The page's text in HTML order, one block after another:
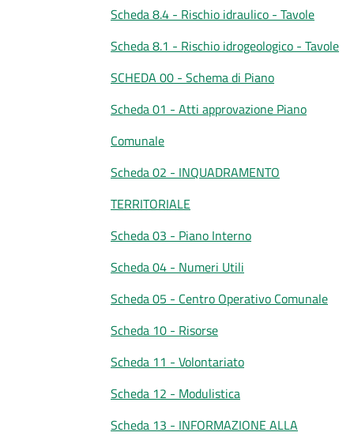
Scheda 8.4 - Rischio idraulico - Tavole
Scheda 8.1 - Rischio idrogeologico - Tavole
SCHEDA 00 - Schema di Piano
Scheda 01 - Atti approvazione Piano
Comunale
Scheda 02 - INQUADRAMENTO
TERRITORIALE
Scheda 03 - Piano Interno
Scheda 04 - Numeri Utili
Scheda 05 - Centro Operativo Comunale
Scheda 10 - Risorse
Scheda 11 - Volontariato
Scheda 12 - Modulistica
Scheda 13 - INFORMAZIONE ALLA